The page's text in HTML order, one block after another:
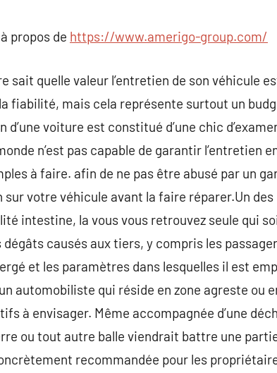
propos de https://www.amerigo-group.com/
sait quelle valeur l’entretien de son véhicule
fiabilité, mais cela représente surtout un
d’une voiture est constitué d’une chic
n’est pas capable de garantir l’entretien
à faire. afin de ne pas être abusé par un
votre véhicule avant la faire réparer.Un des
intestine, la vous vous retrouvez seule qui
causés aux tiers, y compris les
et les paramètres dans lesquelles il est
automobiliste qui réside en zone agreste ou
à envisager. Même accompagnée d’une
ou tout autre balle viendrait battre une
recommandée pour les